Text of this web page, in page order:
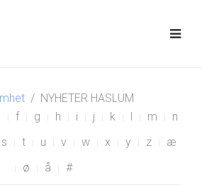
NYHETER HASLUM
f g h i j k l m
n
s t u v w x y z
æ
ø
å #